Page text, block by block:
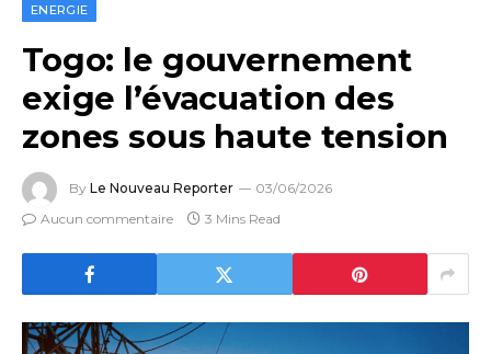
ENERGIE
Togo: le gouvernement
exige l’évacuation des
zones sous haute tension
By Le Nouveau Reporter
03/06/2026
Aucun commentaire
3 Mins Read